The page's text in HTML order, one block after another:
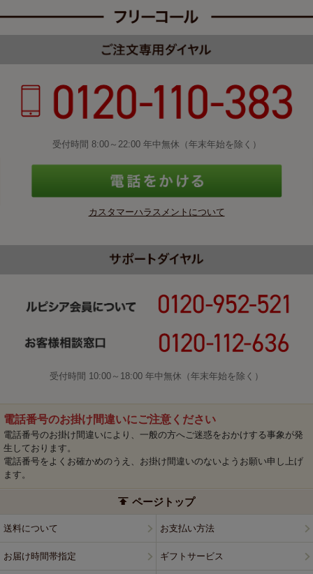
受付時間 8:00～22:00 年中無休（年末年始を除く）
カスタマーハラスメントについて
受付時間 10:00～18:00 年中無休（年末年始を除く）
電話番号のお掛け間違いにご注意ください
電話番号のお掛け間違いにより、一般の方へご迷惑をおかけする事象が発
生しております。
電話番号をよくお確かめのうえ、お掛け間違いのないようお願い申し上げ
ます。
ページトップ
送料について お支払い方法
お届け時間帯指定 ギフトサービス